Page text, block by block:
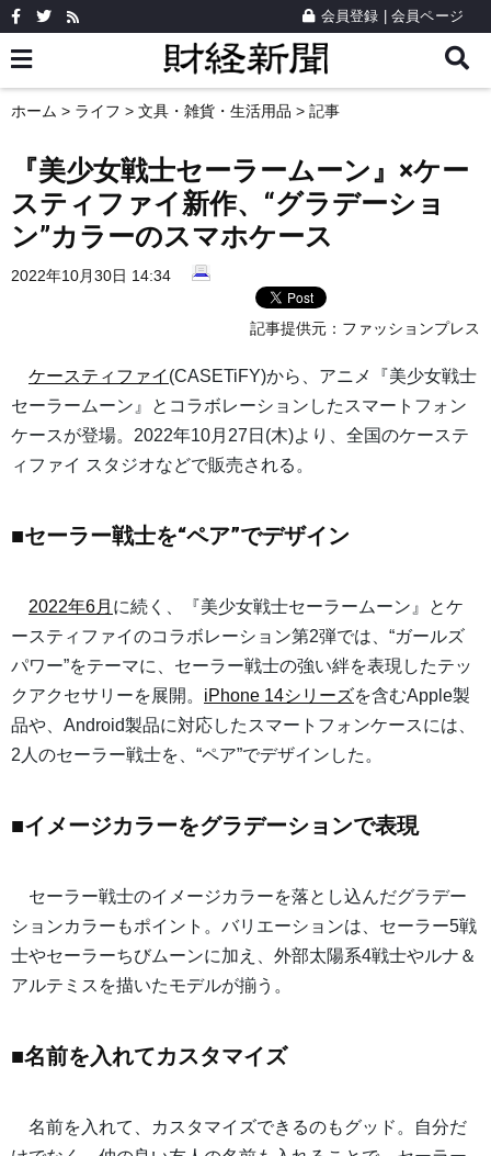
会員登録 会員ページ
ホーム > ライフ > 文具・雑貨・生活用品 > 記事
『美少女戦士セーラームーン』×ケー
スティファイ新作、“グラデーショ
ン”カラーのスマホケース
2022年10月30日 14:34
記事提供元： ファッションプレス
ケースティファイ (CASETiFY)から、アニメ『美少女戦士
セーラームーン』とコラボレーションしたスマートフォン
ケースが登場。2022年10月27日(木)より、全国のケーステ
ィファイ スタジオなどで販売される。
■セーラー戦士を“ペア”でデザイン
2022年6月 に続く、『美少女戦士セーラームーン』とケ
ースティファイのコラボレーション第2弾では、“ガールズ
パワー”をテーマに、セーラー戦士の強い絆を表現したテッ
クアクセサリーを展開。 iPhone 14シリーズを含むApple製
品や、Android製品に対応したスマートフォンケースには、
2人のセーラー戦士を、“ペア”でデザインした。
■イメージカラーをグラデーションで表現
セーラー戦士のイメージカラーを落とし込んだグラデー
ションカラーもポイント。バリエーションは、セーラー5戦
士やセーラーちびムーンに加え、外部太陽系4戦士やルナ＆
アルテミスを描いたモデルが揃う。
■名前を入れてカスタマイズ
名前を入れて、カスタマイズできるのもグッド。自分だ